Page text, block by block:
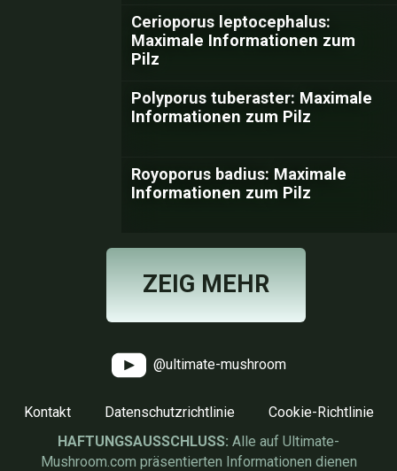
Cerioporus leptocephalus:
Maximale Informationen zum
Pilz
Polyporus tuberaster: Maximale
Informationen zum Pilz
Royoporus badius: Maximale
Informationen zum Pilz
ZEIG MEHR
@ultimate-mushroom
Kontakt Datenschutzrichtlinie
Cookie-Richtlinie
HAFTUNGSAUSSCHLUSS: Alle auf Ultimate-
Mushroom.com präsentierten Informationen dienen